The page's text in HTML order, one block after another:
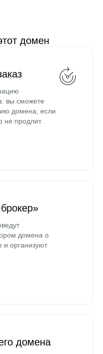
домен
вы сможете
домена, если
не продлит.
домена о
и организуют
домена